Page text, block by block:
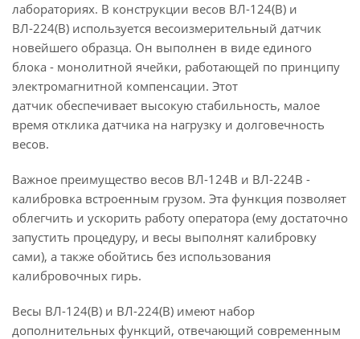
лабораториях. В конструкции весов ВЛ-124(В) и
ВЛ-224(В) используется весоизмерительный датчик
новейшего образца. Он выполнен в виде единого
блока - монолитной ячейки, работающей по принципу
электромагнитной компенсации. Этот
датчик обеспечивает высокую стабильность, малое
время отклика датчика на нагрузку и долговечность
весов.
Важное преимущество весов ВЛ-124В и ВЛ-224В -
калибровка встроенным грузом. Эта функция позволяет
облегчить и ускорить работу оператора (ему достаточно
запустить процедуру, и весы выполнят калибровку
сами), а также обойтись без использования
калибровочных гирь.
Весы ВЛ-124(В) и ВЛ-224(В) имеют набор
дополнительных функций, отвечающий современным